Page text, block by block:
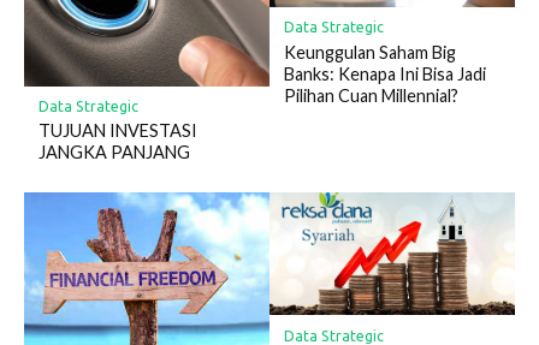
Data Strategic
TUJUAN INVESTASI
JANGKA PANJANG
Data Strategic
Keunggulan Saham Big
Banks: Kenapa Ini Bisa Jadi
Pilihan Cuan Millennial?
Data Strategic